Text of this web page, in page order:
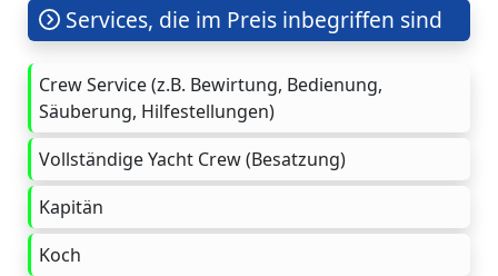
Services, die im Preis inbegriffen sind
Crew Service (z.B. Bewirtung, Bedienung,
Säuberung, Hilfestellungen)
Vollständige Yacht Crew (Besatzung)
Kapitän
Koch